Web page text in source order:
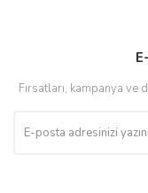
Fırsatları, kampanya